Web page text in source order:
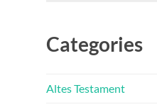
Categories
Altes Testament